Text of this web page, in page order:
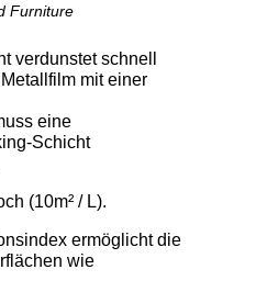
Furniture
verdunstet schnell
mit einer
eine
Schicht
(10m² / L).
ermöglicht die
wie